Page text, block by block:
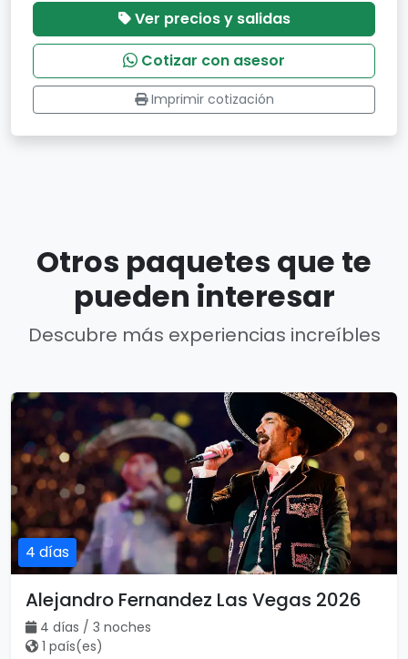
Ver precios y salidas
Cotizar con asesor
Imprimir cotización
Otros paquetes que te
pueden interesar
Descubre más experiencias increíbles
4 días
Alejandro Fernandez Las Vegas 2026
4 días / 3 noches
1 país(es)